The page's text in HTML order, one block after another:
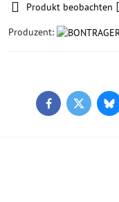
Produkt beobachten
Produzent:
FacebookTwitter